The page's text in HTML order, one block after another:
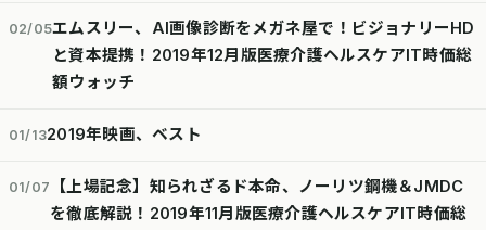
02/05エムスリー、AI画像診断をメガネ屋で！ビジョナリーHD
と資本提携！2019年12月版医療介護ヘルスケアIT時価総
額ウォッチ
01/132019年映画、ベスト
01/07
【上場記念】知られざるド本命、ノーリツ鋼機＆JMDC
を徹底解説！2019年11月版医療介護ヘルスケアIT時価総